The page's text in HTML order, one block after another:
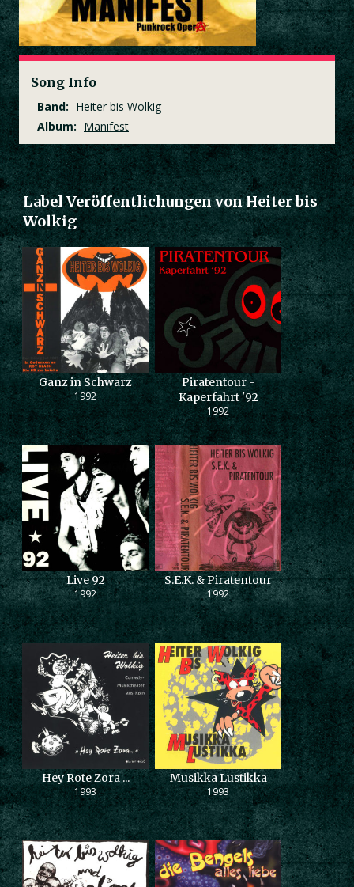
Song Info
Band: Heiter bis Wolkig
Album: Manifest
Label Veröffentlichungen von Heiter bis
Wolkig
Ganz in Schwarz
1992
Piratentour -
Kaperfahrt '92
1992
Live 92
1992
S.E.K. & Piratentour
1992
Hey Rote Zora ...
1993
Musikka Lustikka
1993